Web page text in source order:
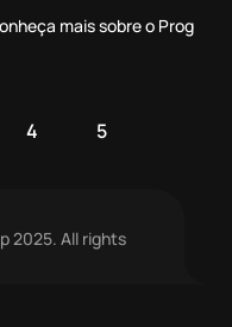
mais sobre o Prog
4 5
2025. All rights